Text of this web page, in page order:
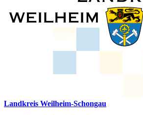
Landkreis Weilheim-Schongau